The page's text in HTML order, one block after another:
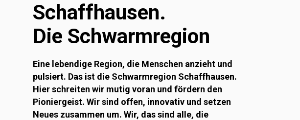
Schaffhausen.
Die Schwarm­region
Eine lebendige Region, die Menschen anzieht und
pulsiert. Das ist die Schwarmregion Schaffhausen.
Hier schreiten wir mutig voran und fördern den
Pioniergeist. Wir sind offen, innovativ und setzen
Neues zusammen um. Wir, das sind alle, die